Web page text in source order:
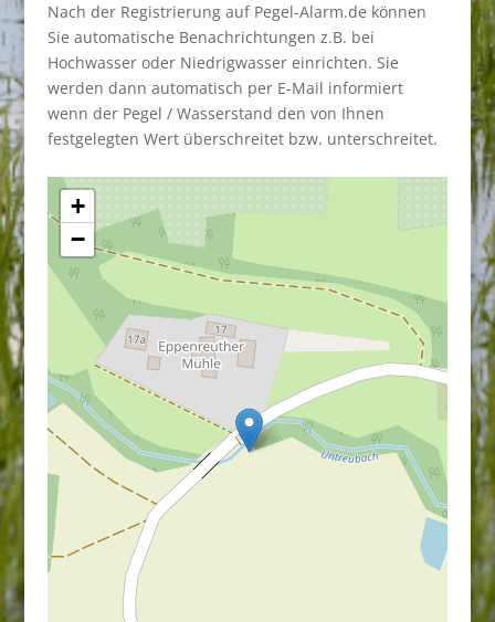
Nach der Registrierung auf Pegel-Alarm.de können
Sie automatische Benachrichtungen z.B. bei
Hochwasser oder Niedrigwasser einrichten. Sie
werden dann automatisch per E-Mail informiert
wenn der Pegel / Wasserstand den von Ihnen
festgelegten Wert überschreitet bzw. unterschreitet.
+
−